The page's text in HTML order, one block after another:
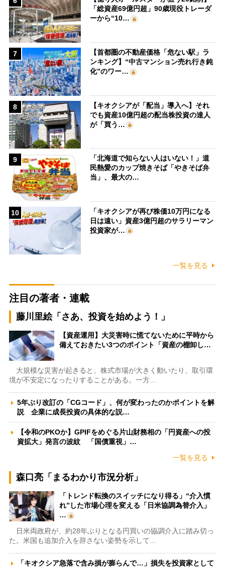
「総資産69億円超」90歳現役トレーダ
ーから“10…
7
【首都圏の不動産価格「危ない駅」ラ
ンキング】“中古マンション売れ行き鈍
化”のワー…
8
【キオクシアが「配当」導入へ】それ
でも資産10億円超の配当株投資の達人
が「買う…
9
「北海道で知らない人はいない！」道
民熱愛のカップ焼きそば「やきそば弁
当」、最大の…
10
「キオクシアが再び株価10万円になる
日は遠い」資産3億円超のサラリーマン
投資家が…
一覧を見る
注目の著者・連載
藤川里絵「さあ、投資を始めよう！」
【資産運用】大災害時に慌てないために平時から
備えておきたい3つのポイント「資産の棚卸し…
大規模な災害が起きると、株式市場が大きく動いたり、取引環
境が不安定になったりすることがある。一方…
5年ぶり改訂の「CGコード」、何が変わったのかポイントを解
説 企業に成長投資の具体的な説…
【令和のPKOか】GPIFをめぐる片山財務相の「円資産への投
資拡大」発言の波紋 「国債重視」…
一覧を見る
森口亮「まるわかり市況分析」
「トレンド転換のスイッチになり得る」“介入慣
れ”した市場心理を変える「日米協調為替介入」
…
日米両政府が、約28年ぶりとなる円買いの協調介入に踏み切っ
た。米国も追加介入を辞さない姿勢を示して…
「キオクシア急落で含み損が膨らんで…」損失を投資家として